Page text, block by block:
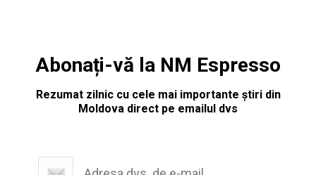
Abonați-vă la NM Espresso
Rezumat zilnic cu cele mai importante știri din
Moldova direct pe emailul dvs